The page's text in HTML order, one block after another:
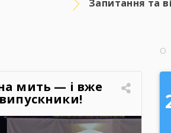
Запитання та
мить — і вже
випускники!
Випуску 2026